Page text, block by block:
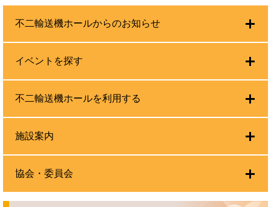
不二輸送機ホールからのお知らせ
イベントを探す
不二輸送機ホールを利用する
施設案内
協会・委員会